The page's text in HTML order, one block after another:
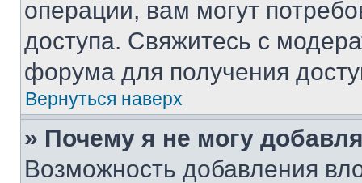
операции, вам могут
доступа. Свяжитесь с
форума для получения
Вернуться наверх
» Почему я не могу
Возможность добавления